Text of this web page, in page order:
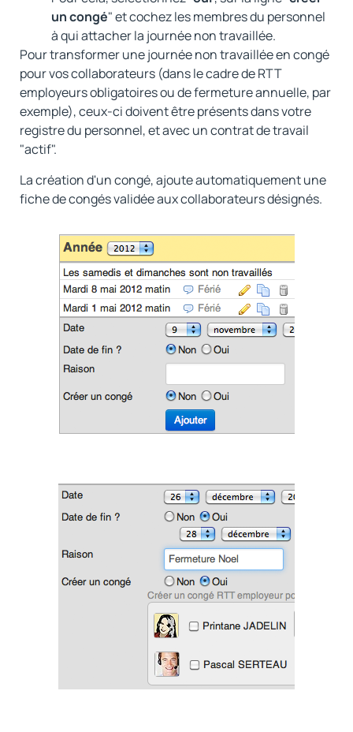
un congé" et cochez les membres du personnel
à qui attacher la journée non travaillée.
Pour transformer une journée non travaillée en congé
pour vos collaborateurs (dans le cadre de RTT
employeurs obligatoires ou de fermeture annuelle, par
exemple), ceux-ci doivent être présents dans votre
registre du personnel, et avec un contrat de travail
"actif".
La création d'un congé, ajoute automatiquement une
fiche de congés validée aux collaborateurs désignés.